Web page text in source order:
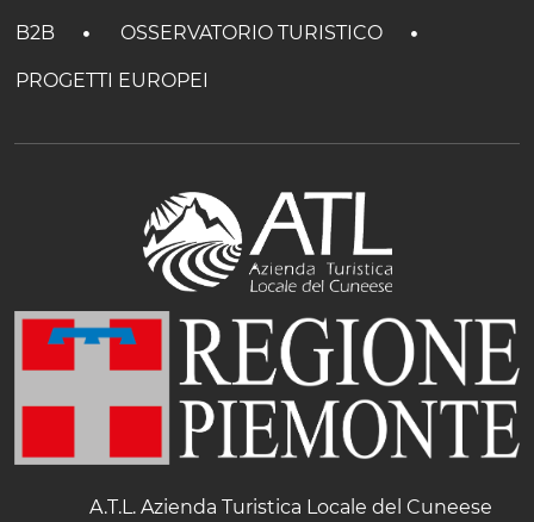
B2B OSSERVATORIO TURISTICO
PROGETTI EUROPEI
A.T.L. Azienda Turistica Locale del Cuneese